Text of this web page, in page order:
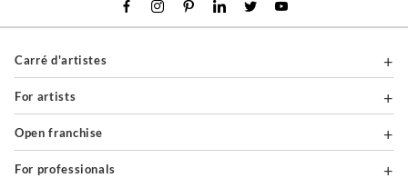
Carré d'artistes
For artists
Open franchise
For professionals